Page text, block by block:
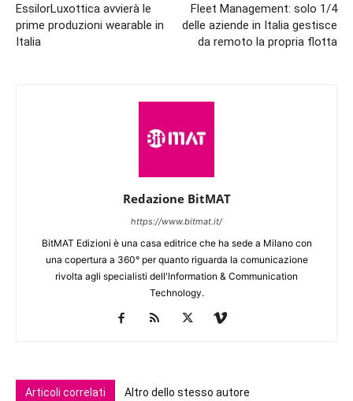
EssilorLuxottica avvierà le
prime produzioni wearable in
Italia
Fleet Management: solo 1/4
delle aziende in Italia gestisce
da remoto la propria flotta
Redazione BitMAT
https://www.bitmat.it/
BitMAT Edizioni è una casa editrice che ha sede a Milano con
una copertura a 360° per quanto riguarda la comunicazione
rivolta agli specialisti dell'lnformation & Communication
Technology.
Articoli correlati Altro dello stesso autore